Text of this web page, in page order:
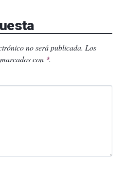
no será publicada. Los
con *.